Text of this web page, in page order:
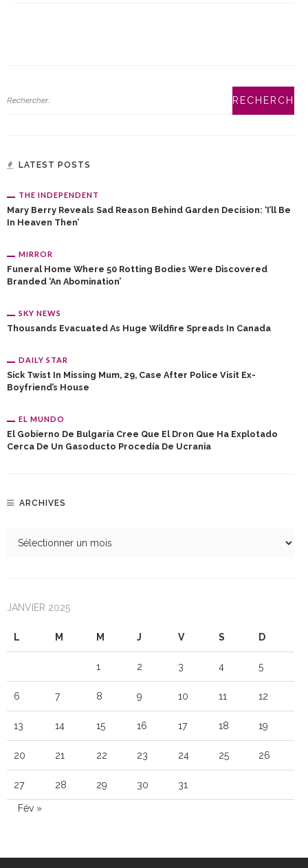
LATEST POSTS
THE INDEPENDENT
Mary Berry Reveals Sad Reason Behind Garden Decision: ‘I’ll Be
In Heaven Then’
MIRROR
Funeral Home Where 50 Rotting Bodies Were Discovered
Branded ‘an Abomination’
SKY NEWS
Thousands Evacuated As Huge Wildfire Spreads In Canada
DAILY STAR
Sick Twist In Missing Mum, 29, Case After Police Visit Ex-
Boyfriend’s House
EL MUNDO
El Gobierno De Bulgaria Cree Que El Dron Que Ha Explotado
Cerca De Un Gasoducto Procedía De Ucrania
ARCHIVES
JANVIER 2025
L M M J V S D
1 2 3 4 5
6 7 8 9 10 11 12
13 14 15 16 17 18 19
20 21 22 23 24 25 26
27 28 29 30 31
Fév »